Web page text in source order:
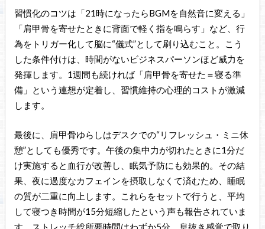
習慣化のコツは「21時になったらBGMを自然音に変える」
「肩甲骨を寄せたときに背面で軽く指を鳴らす」など、行
為をトリガー化して脳に“儀式”として刷り込むこと。こう
した条件付けは、時間がないビジネスパーソンほど威力を
発揮します。1週間も続ければ「肩甲骨を寄せた＝寝る準
備」という連想が定着し、習慣維持の心理的コストが激減
します。
最後に、肩甲骨ゆらしはデスクでの“リフレッシュ・ミニ休
憩”としても優秀です。午後の集中力が切れたときに1分だ
け実施すると血行が改善し、眠気予防にも効果的。その結
果、夜に過度なカフェインを摂取しなくて済むため、睡眠
の質が二重に向上します。これらをセットで行うと、平均
して寝つき時間が15分短縮したという声も報告されていま